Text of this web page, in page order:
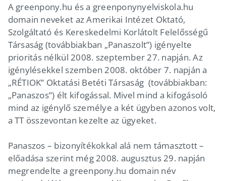
A greenpony.hu és a greenponynyelviskola.hu
domain neveket az Amerikai Intézet Oktató,
Szolgáltató és Kereskedelmi Korlátolt Felelősségű
Társaság (továbbiakban „Panaszolt”) igényelte
prioritás nélkül 2008. szeptember 27. napján. Az
igénylésekkel szemben 2008. október 7. napján a
„RÉTIOK” Oktatási Betéti Társaság (továbbiakban:
„Panaszos”) élt kifogással. Mivel mind a kifogásoló
mind az igénylő személye a két ügyben azonos volt,
a TT összevontan kezelte az ügyeket.
Panaszos – bizonyítékokkal alá nem támasztott –
előadása szerint még 2008. augusztus 29. napján
megrendelte a greenpony.hu domain név